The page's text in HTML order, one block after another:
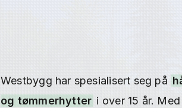
Westbygg har spesialisert seg på
og tømmerhytter i over 15 år.